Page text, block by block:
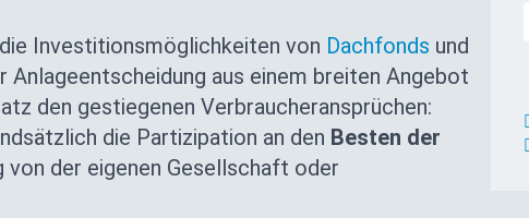
Investitionsmöglichkeiten von Dachfonds und
Anlageentscheidung aus einem breiten Angebot
den gestiegenen Verbraucheransprüchen:
die Partizipation an den Besten der
von der eigenen Gesellschaft oder